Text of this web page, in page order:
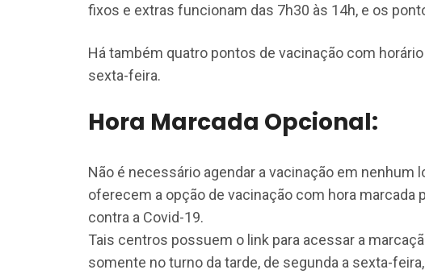
fixos e extras funcionam das 7h30 às 14h, e os
Há também quatro pontos de vacinação com
sexta-feira.
Hora Marcada Opcional:
Não é necessário agendar a vacinação em nenhum
oferecem a opção de vacinação com hora marcada
contra a Covid-19.
Tais centros possuem o link para acessar a
somente no turno da tarde, de segunda a sexta-